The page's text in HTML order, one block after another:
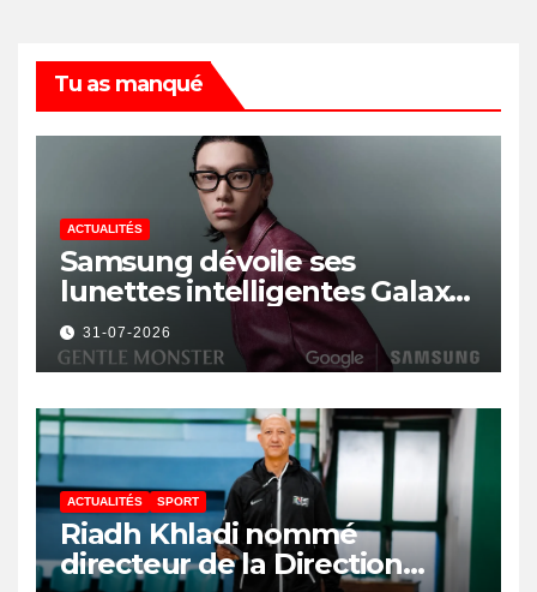
Tu as manqué
ACTUALITÉS
Samsung dévoile ses
lunettes intelligentes Galaxy
avec IA et Gemini
31-07-2026
ACTUALITÉS SPORT
Riadh Khladi nommé
directeur de la Direction